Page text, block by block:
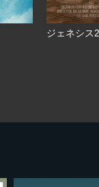
ジェネシス